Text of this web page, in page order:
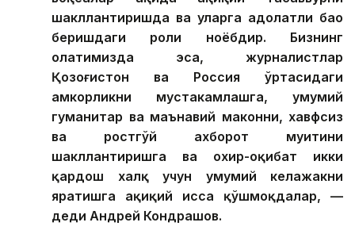
шакллантиришда ва уларга адолатли баҳо
беришдаги роли ноёбдир. Бизнинг
ҳолатимизда эса, журналистлар
Қозоғистон ва Россия ўртасидаги
ҳамкорликни мустаҳкамлашга, умумий
гуманитар ва маънавий маконни, хавфсиз
ва ростгўй ахборот муҳитини
шакллантиришга ва охир-оқибат икки
қардош халқ учун умумий келажакни
яратишга ҳақиқий ҳисса қўшмоқдалар, —
деди Андрей Кондрашов.